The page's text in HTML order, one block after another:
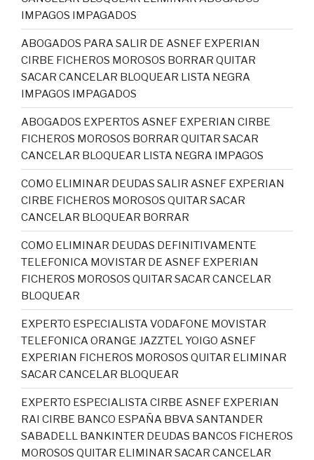
IMPAGOS IMPAGADOS
ABOGADOS PARA SALIR DE ASNEF EXPERIAN
CIRBE FICHEROS MOROSOS BORRAR QUITAR
SACAR CANCELAR BLOQUEAR LISTA NEGRA
IMPAGOS IMPAGADOS
ABOGADOS EXPERTOS ASNEF EXPERIAN CIRBE
FICHEROS MOROSOS BORRAR QUITAR SACAR
CANCELAR BLOQUEAR LISTA NEGRA IMPAGOS
COMO ELIMINAR DEUDAS SALIR ASNEF EXPERIAN
CIRBE FICHEROS MOROSOS QUITAR SACAR
CANCELAR BLOQUEAR BORRAR
COMO ELIMINAR DEUDAS DEFINITIVAMENTE
TELEFONICA MOVISTAR DE ASNEF EXPERIAN
FICHEROS MOROSOS QUITAR SACAR CANCELAR
BLOQUEAR
EXPERTO ESPECIALISTA VODAFONE MOVISTAR
TELEFONICA ORANGE JAZZTEL YOIGO ASNEF
EXPERIAN FICHEROS MOROSOS QUITAR ELIMINAR
SACAR CANCELAR BLOQUEAR
EXPERTO ESPECIALISTA CIRBE ASNEF EXPERIAN
RAI CIRBE BANCO ESPAÑA BBVA SANTANDER
SABADELL BANKINTER DEUDAS BANCOS FICHEROS
MOROSOS QUITAR ELIMINAR SACAR CANCELAR